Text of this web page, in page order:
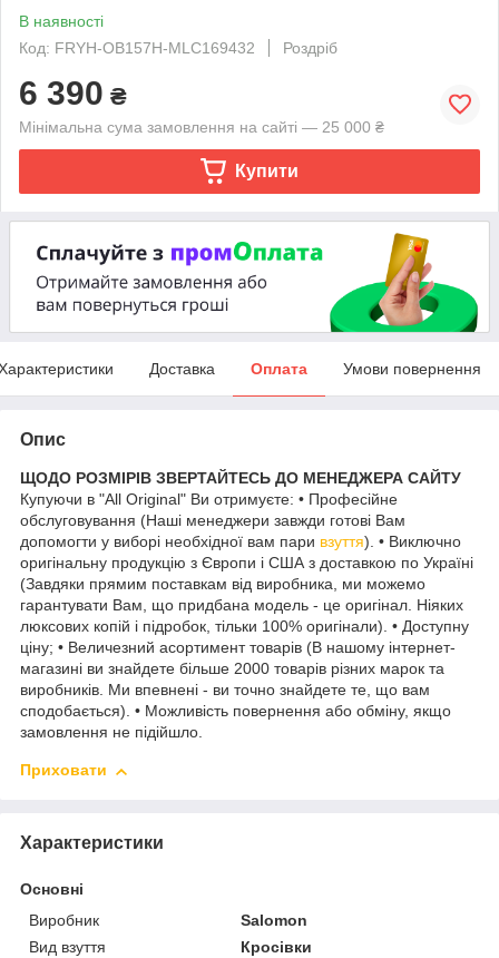
В наявності
Код: FRYH-OB157H-MLC169432
Роздріб
6 390 ₴
Мінімальна сума замовлення на сайті — 25 000 ₴
Купити
Доставка Оплата Умови повернення
Опис
ЩОДО РОЗМІРІВ ЗВЕРТАЙТЕСЬ ДО МЕНЕДЖЕРА САЙТУ
Купуючи в "All Original" Ви отримуєте: • Професійне
обслуговування (Наші менеджери завжди готові Вам
допомогти у виборі необхідної вам пари взуття). • Виключно
оригінальну продукцію з Європи і США з доставкою по Україні
(Завдяки прямим поставкам від виробника, ми можемо
гарантувати Вам, що придбана модель - це оригінал. Ніяких
люксових копій і підробок, тільки 100% оригінали). • Доступну
ціну; • Величезний асортимент товарів (В нашому інтернет-
магазині ви знайдете більше 2000 товарів різних марок та
виробників. Ми впевнені - ви точно знайдете те, що вам
сподобається). • Можливість повернення або обміну, якщо
замовлення не підійшло.
Приховати
Характеристики
Основні
Виробник
Salomon
Вид взуття
Кросівки